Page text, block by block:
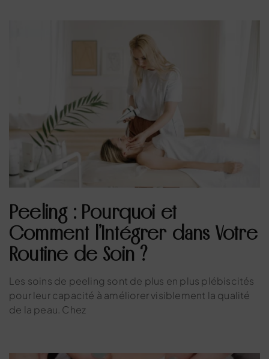
Peeling : Pourquoi et
Comment l’Intégrer dans Votre
Routine de Soin ?
Les soins de peeling sont de plus en plus plébiscités
pour leur capacité à améliorer visiblement la qualité
de la peau. Chez